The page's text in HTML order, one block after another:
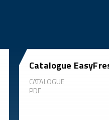
Catalogue
CATALOGUE
PDF